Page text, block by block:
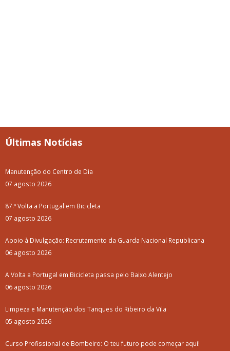
Últimas Notícias
Manutenção do Centro de Dia
07 agosto 2026
87.ª Volta a Portugal em Bicicleta
07 agosto 2026
Apoio à Divulgação: Recrutamento da Guarda Nacional Republicana
06 agosto 2026
A Volta a Portugal em Bicicleta passa pelo Baixo Alentejo
06 agosto 2026
Limpeza e Manutenção dos Tanques do Ribeiro da Vila
05 agosto 2026
Curso Profissional de Bombeiro: O teu futuro pode começar aqui!